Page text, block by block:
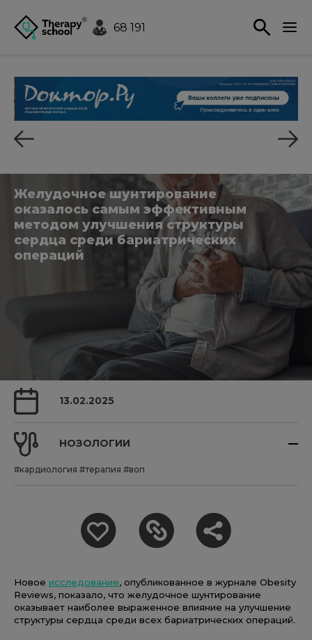
68 191
Желудочное шунтирование
оказалось самым эффективным
методом улучшения структуры
сердца среди бариатрических
операций
13.02.2025
НОЗОЛОГИИ
#кардиология #терапия #воп
Новое исследование, опубликованное в журнале Obesity
Reviews, показало, что желудочное шунтирование
оказывает наиболее выраженное влияние на улучшение
структуры сердца среди всех бариатрических операций.